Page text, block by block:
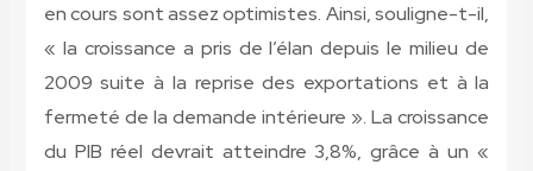
en cours sont assez optimistes. Ainsi, souligne-t-il,
« la croissance a pris de l’élan depuis le milieu de
2009 suite à la reprise des exportations et à la
fermeté de la demande intérieure ». La croissance
du PIB réel devrait atteindre 3,8%, grâce à un «